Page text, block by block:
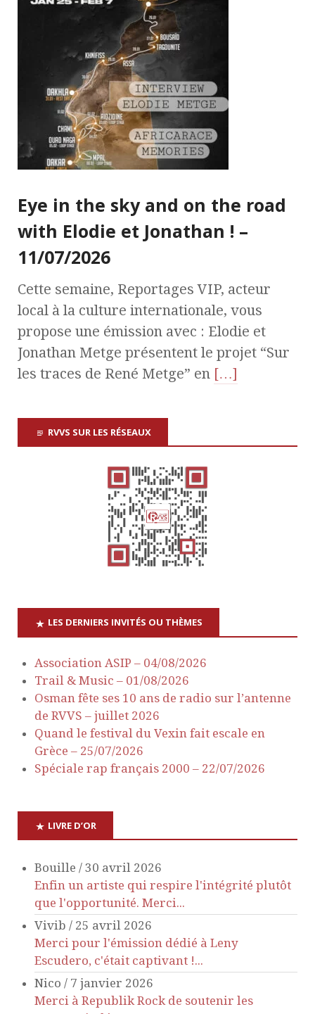
Eye in the sky and on the road
with Elodie et Jonathan ! –
11/07/2026
Cette semaine, Reportages VIP, acteur
local à la culture internationale, vous
propose une émission avec : Elodie et
Jonathan Metge présentent le projet “Sur
les traces de René Metge” en […]
RVVS SUR LES RÉSEAUX
LES DERNIERS INVITÉS OU THÈMES
Association ASIP – 04/08/2026
Trail & Music – 01/08/2026
Osman fête ses 10 ans de radio sur l’antenne
de RVVS – juillet 2026
Quand le festival du Vexin fait escale en
Grèce – 25/07/2026
Spéciale rap français 2000 – 22/07/2026
LIVRE D’OR
Bouille / 30 avril 2026
Enfin un artiste qui respire l'intégrité plutôt
que l'opportunité. Merci...
Vivib / 25 avril 2026
Merci pour l'émission dédié à Leny
Escudero, c'était captivant !...
Nico / 7 janvier 2026
Merci à Republik Rock de soutenir les